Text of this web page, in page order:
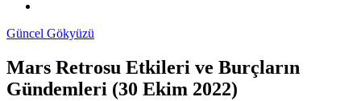
Güncel Gökyüzü
Mars Retrosu Etkileri ve Burçların
Gündemleri (30 Ekim 2022)